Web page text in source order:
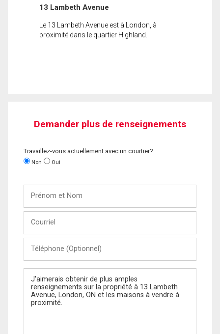
13 Lambeth Avenue
Le 13 Lambeth Avenue est à London, à
proximité dans le quartier Highland.
Demander plus de renseignements
Travaillez-vous actuellement avec un courtier?
Non Oui
Nom
(Optionnel)
Message